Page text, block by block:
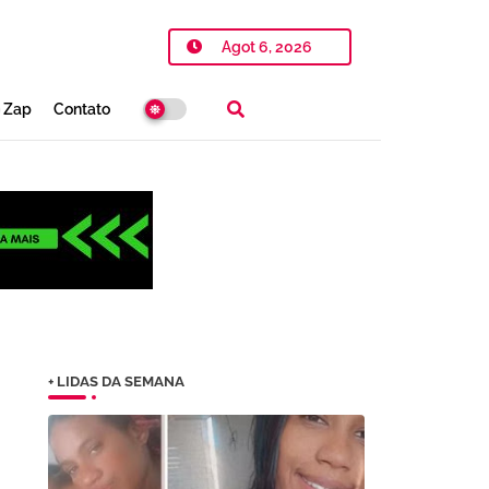
Agot 6, 2026
Zap Contato
+ LIDAS DA SEMANA